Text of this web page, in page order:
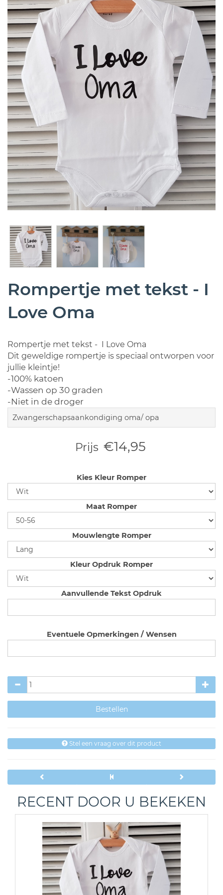
Rompertje met tekst - I
Love Oma
Rompertje met tekst - I Love Oma
Dit geweldige rompertje is speciaal ontworpen voor
jullie kleintje!
-100% katoen
-Wassen op 30 graden
-Niet in de droger
Zwangerschapsaankondiging oma/ opa
Prijs €14,95
Kies Kleur Romper
Maat Romper
Mouwlengte Romper
Kleur Opdruk Romper
Aanvullende Tekst Opdruk
Eventuele Opmerkingen / Wensen
Stel een vraag over dit product
RECENT DOOR U BEKEKEN